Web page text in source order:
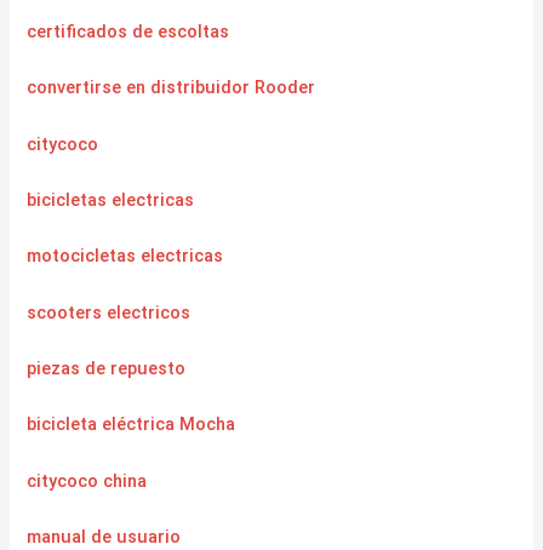
certificados de escoltas
convertirse en distribuidor Rooder
citycoco
bicicletas electricas
motocicletas electricas
scooters electricos
piezas de repuesto
bicicleta eléctrica Mocha
citycoco china
manual de usuario